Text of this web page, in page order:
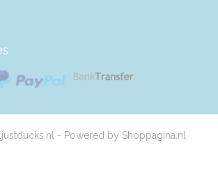
- Powered by Shoppagina.nl